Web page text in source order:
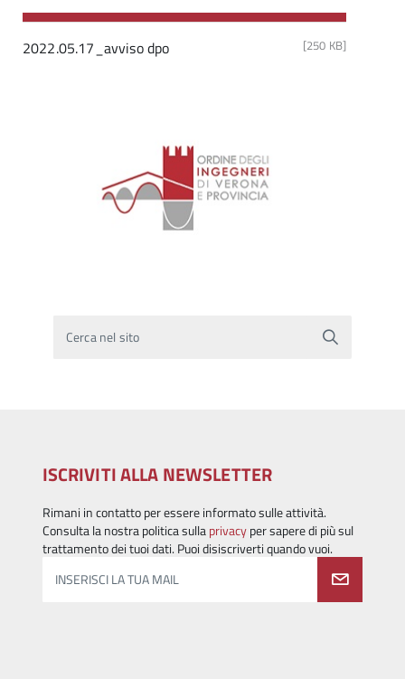
2022.05.17_avviso dpo [250 KB]
Cerca nel sito
ISCRIVITI ALLA NEWSLETTER
Rimani in contatto per essere informato sulle attività.
Consulta la nostra politica sullaprivacyper sapere di più sul
trattamento dei tuoi dati. Puoi disiscriverti quando vuoi.
INSERISCI LA TUA MAIL